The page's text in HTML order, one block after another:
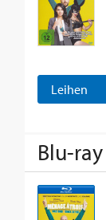
Leihen
Blu-ray